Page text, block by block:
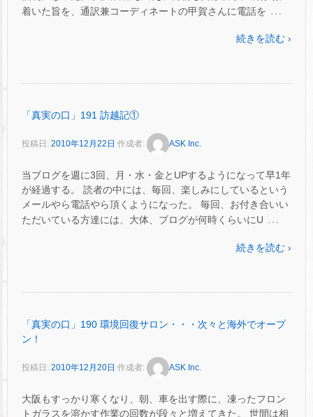
着いた旨を、通訳兼コーディネートの甲賀さんに電話を …
続きを読む ›
「真実の口」191 訪越記①
投稿日: 2010年12月22日 作成者: ASK Inc.
当ブログを週に3回、月・水・金とUPするようになって早1年
が経過する。 読者の中には、毎回、楽しみにしているという
メールやら電話やら頂くようになった。 毎回、お付き合いい
ただいている方達には、大体、ブログが何時くらいにU …
続きを読む ›
「真実の口」190 環境回復サロン・・・次々と海外でオープ
ン！
投稿日: 2010年12月20日 作成者: ASK Inc.
大阪もすっかり寒くなり、朝、車を出す際に、凍ったフロン
トガラスを溶かす作業の回数が段々と増えてきた。 世間は相